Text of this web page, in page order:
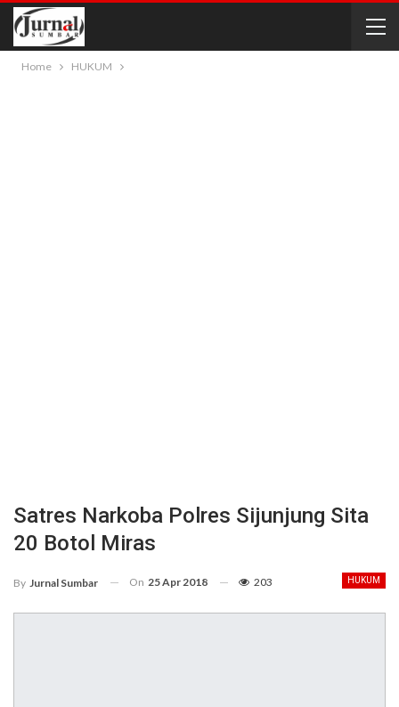
Home HUKUM
Satres Narkoba Polres Sijunjung Sita
20 Botol Miras
HUKUM
By Jurnal Sumbar On 25 Apr 2018 203